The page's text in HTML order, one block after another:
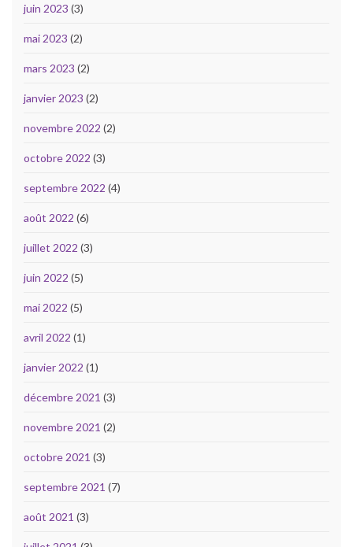
juin 2023 (3)
mai 2023 (2)
mars 2023 (2)
janvier 2023 (2)
novembre 2022 (2)
octobre 2022 (3)
septembre 2022 (4)
août 2022 (6)
juillet 2022 (3)
juin 2022 (5)
mai 2022 (5)
avril 2022 (1)
janvier 2022 (1)
décembre 2021 (3)
novembre 2021 (2)
octobre 2021 (3)
septembre 2021 (7)
août 2021 (3)